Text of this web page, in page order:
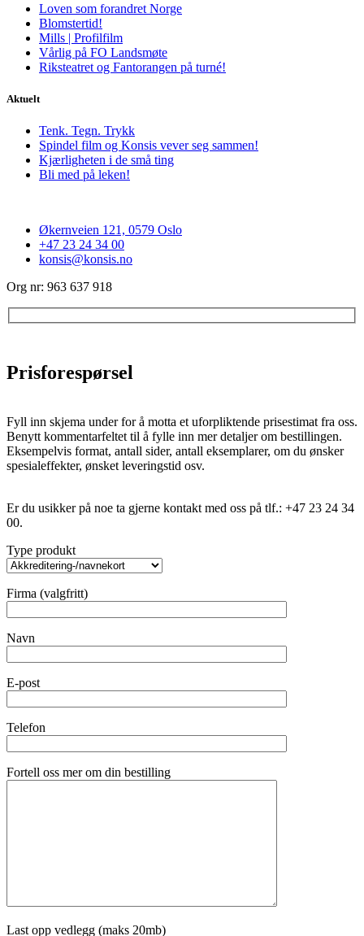
Loven som forandret Norge
Blomstertid!
Mills | Profilfilm
Vårlig på FO Landsmøte
Riksteatret og Fantorangen på turné!
Aktuelt
Tenk. Tegn. Trykk
Spindel film og Konsis vever seg sammen!
Kjærligheten i de små ting
Bli med på leken!
Økernveien 121, 0579 Oslo
+47 23 24 34 00
konsis@konsis.no
Org nr: 963 637 918
Prisforespørsel
Fyll inn skjema under for å motta et uforpliktende prisestimat fra oss.
Benytt kommentarfeltet til å fylle inn mer detaljer om bestillingen.
Eksempelvis format, antall sider, antall eksemplarer, om du ønsker
spesialeffekter, ønsket leveringstid osv.
Er du usikker på noe ta gjerne kontakt med oss på tlf.: +47 23 24 34
00.
Type produkt
Firma (valgfritt)
Navn
E-post
Telefon
Fortell oss mer om din bestilling
Last opp vedlegg (maks 20mb)